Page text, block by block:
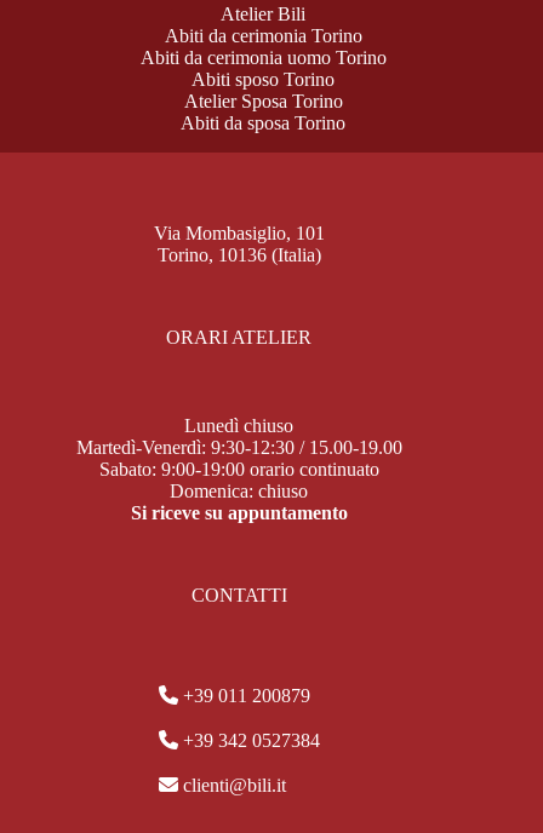
Atelier Bili
Abiti da cerimonia Torino
Abiti da cerimonia uomo Torino
Abiti sposo Torino
Atelier Sposa Torino
Abiti da sposa Torino
Via Mombasiglio, 101
Torino, 10136 (Italia)
ORARI ATELIER
Lunedì chiuso
Martedì-Venerdì: 9:30-12:30 / 15.00-19.00
Sabato: 9:00-19:00 orario continuato
Domenica: chiuso
Si riceve su appuntamento
CONTATTI
+39 011 200879
+39 342 0527384
clienti@bili.it